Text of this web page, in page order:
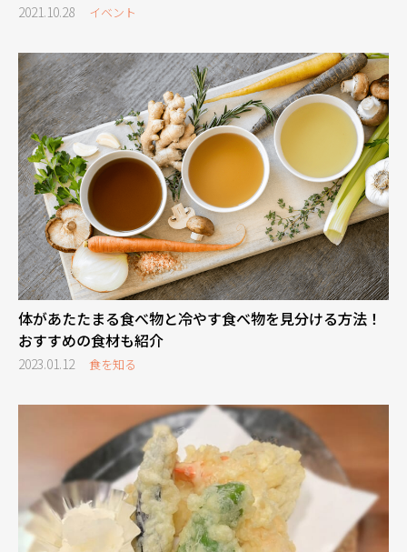
2021.10.28 イベント
体があたたまる食べ物と冷やす食べ物を見分ける方法！
おすすめの食材も紹介
2023.01.12 食を知る